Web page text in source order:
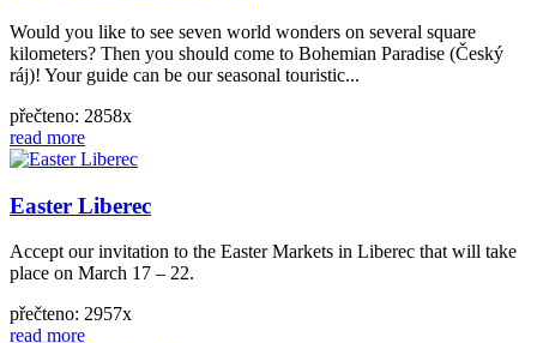
Would you like to see seven world wonders on several square
kilometers? Then you should come to Bohemian Paradise (Český
ráj)! Your guide can be our seasonal touristic...
přečteno: 2858x
read more
Easter Liberec
Accept our invitation to the Easter Markets in Liberec that will take
place on March 17 – 22.
přečteno: 2957x
read more